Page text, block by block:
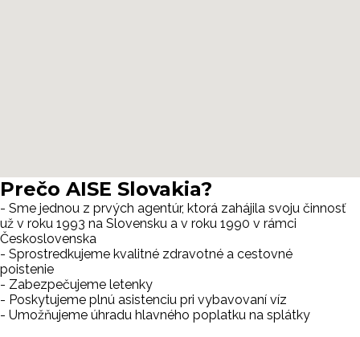
Prečo AISE Slovakia?
- Sme jednou z prvých agentúr, ktorá zahájila svoju činnosť
už v roku 1993 na Slovensku a v roku 1990 v rámci
Československa
- Sprostredkujeme kvalitné zdravotné a cestovné
poistenie
- Zabezpečujeme letenky
- Poskytujeme plnú asistenciu pri vybavovaní víz
- Umožňujeme úhradu hlavného poplatku na splátky